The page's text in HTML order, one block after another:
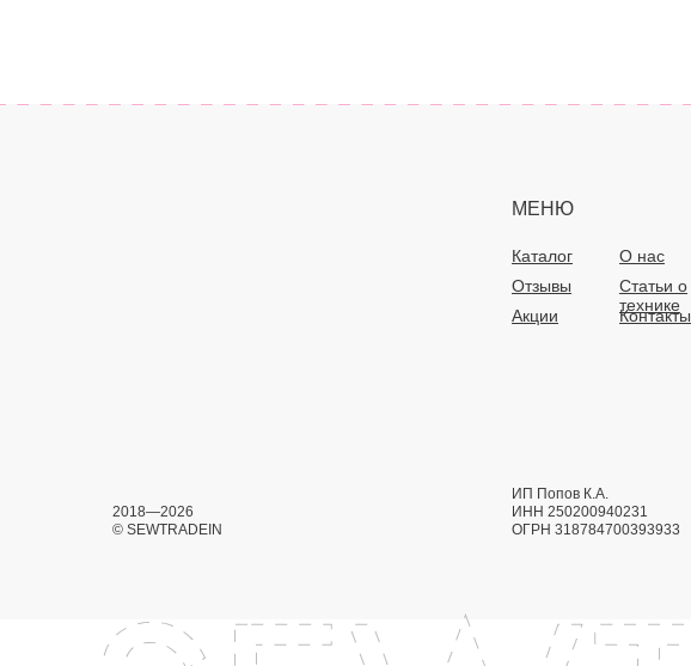
МЕНЮ
Каталог О нас
Статьи о
технике
Отзывы
Акции
Контакты
ИП Попов К.А.
ИНН 250200940231
ОГРН 318784700393933
2018—2026
© SEWTRADEIN